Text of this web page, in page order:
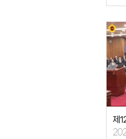
제